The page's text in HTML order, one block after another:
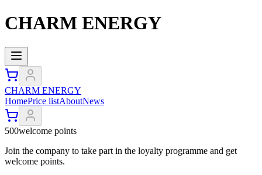
CHARM ENERGY
CHARM ENERGY
HomePrice listAboutNews
500welcome points
Join the company to take part in the loyalty programme and get
welcome points.